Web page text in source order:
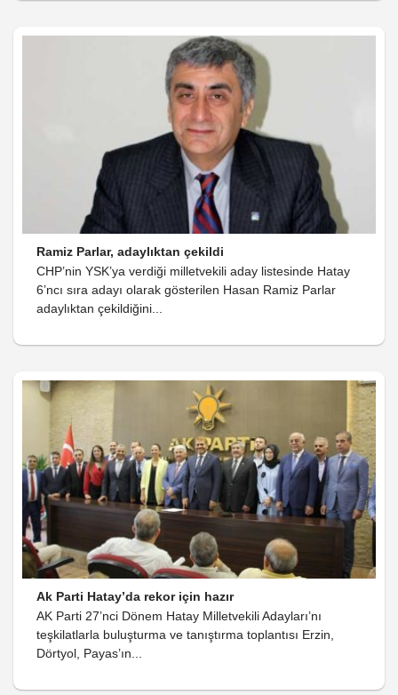
Ramiz Parlar, adaylıktan çekildi
CHP’nin YSK’ya verdiği milletvekili aday listesinde Hatay
6’ncı sıra adayı olarak gösterilen Hasan Ramiz Parlar
adaylıktan çekildiğini...
Ak Parti Hatay’da rekor için hazır
AK Parti 27’nci Dönem Hatay Milletvekili Adayları’nı
teşkilatlarla buluşturma ve tanıştırma toplantısı Erzin,
Dörtyol, Payas’ın...